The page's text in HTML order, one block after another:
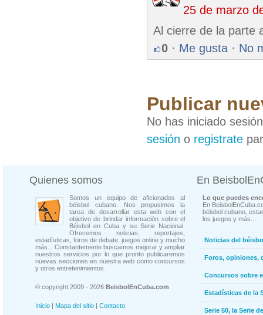
25 de marzo
Al cierre de la parte
0 · Me gusta · No
Publicar
No has iniciado
sesión o registrate
Quienes somos
Somos un equipo de aficionados al
béisbol cubano. Nos propusimos la
tarea de desarrollar esta web con el
objetivo de brindar información sobre el
Béisbol en Cuba y su Serie Nacional.
Ofrecemos noticias, reportajes,
estadísticas, foros de debate, juegos online y mucho
más... Constantemente buscamos mejorar y ampliar
nuestros servicios por lo que pronto publicaremos
nuevas secciones en nuestra web como concursos
y otros entretenimientos.
© copyright 2009 - 2026 BeisbolEnCuba.com
Inicio | Mapa del sitio | Contacto
En
Lo que puedes
En
béisbol cubano,
los juegos y más...
Noticias del
Foros, opiniones,
Concursos sobre
Estadísticas de la
Serie 50, la Serie